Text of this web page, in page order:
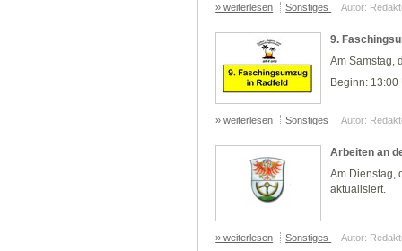
» weiterlesen Sonstiges Autor:
9.
Am Samstag,
Beginn: 13:00
» weiterlesen Sonstiges Autor:
Arbeiten an
Am Dienstag,
aktualisiert.
» weiterlesen Sonstiges Autor: